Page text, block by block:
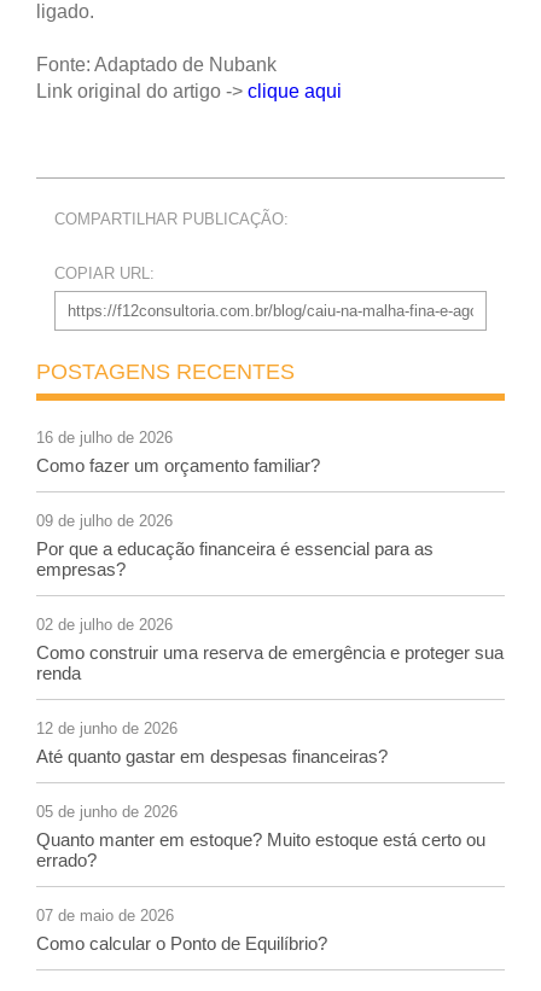
ligado.
Fonte: Adaptado de Nubank
Link original do artigo -> clique aqui
COMPARTILHAR PUBLICAÇÃO:
COPIAR URL:
POSTAGENS RECENTES
16 de julho de 2026
Como fazer um orçamento familiar?
09 de julho de 2026
Por que a educação financeira é essencial para as
empresas?
02 de julho de 2026
Como construir uma reserva de emergência e proteger sua
renda
12 de junho de 2026
Até quanto gastar em despesas financeiras?
05 de junho de 2026
Quanto manter em estoque? Muito estoque está certo ou
errado?
07 de maio de 2026
Como calcular o Ponto de Equilíbrio?